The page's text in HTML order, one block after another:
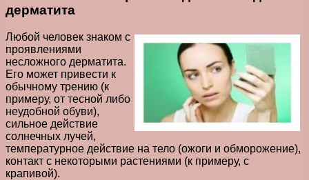
дерматита
Любой человек знаком с
проявлениями
несложного дерматита.
Его может привести к
обычному трению (к
примеру, от тесной либо
неудобной обуви),
сильное действие
солнечных лучей,
температурное действие на тело (ожоги и обморожение),
контакт с некоторыми растениями (к примеру, с
крапивой).